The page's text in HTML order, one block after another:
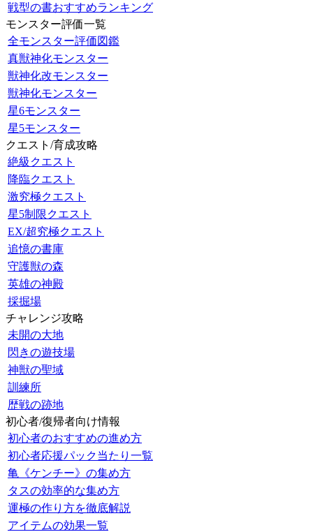
戦型の書おすすめランキング
モンスター評価一覧
全モンスター評価図鑑
真獣神化モンスター
獣神化改モンスター
獣神化モンスター
星6モンスター
星5モンスター
クエスト/育成攻略
絶級クエスト
降臨クエスト
激究極クエスト
星5制限クエスト
EX/超究極クエスト
追憶の書庫
守護獣の森
英雄の神殿
採掘場
チャレンジ攻略
未開の大地
閃きの遊技場
神獣の聖域
訓練所
歴戦の跡地
初心者/復帰者向け情報
初心者のおすすめの進め方
初心者応援パック当たり一覧
亀《ケンチー》の集め方
タスの効率的な集め方
運極の作り方を徹底解説
アイテムの効果一覧